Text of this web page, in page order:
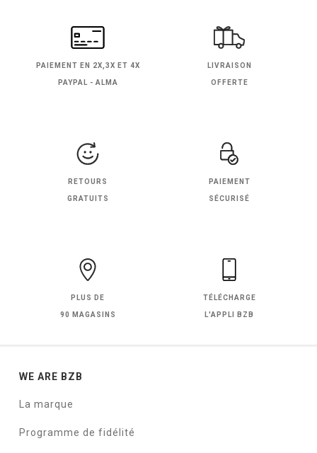
PAIEMENT EN 2X,3X ET 4X
PAYPAL - ALMA
LIVRAISON
OFFERTE
RETOURS
GRATUITS
PAIEMENT
SÉCURISÉ
PLUS DE
90 MAGASINS
TÉLÉCHARGE
L'APPLI BZB
WE ARE BZB
La marque
Programme de fidélité